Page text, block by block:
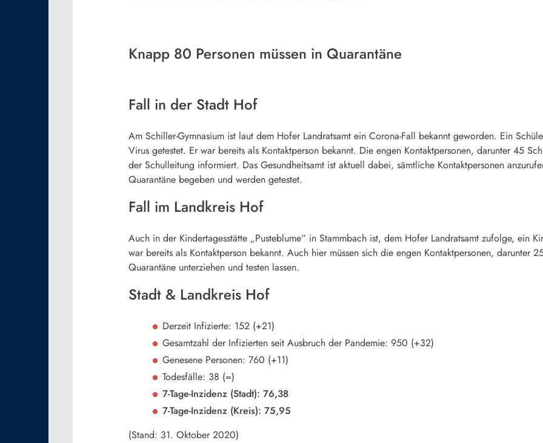
Knapp 80 Personen müssen in Quarantäne
Fall in der Stadt Hof
Am Schiller-Gymnasium ist laut dem Hofer Landratsamt ein Corona-Fall bekannt geworden. Ein
Virus getestet. Er war bereits als Kontaktperson bekannt. Die engen Kontaktpersonen, darunter 45
der Schulleitung informiert. Das Gesundheitsamt ist aktuell dabei, sämtliche Kontaktpersonen
Quarantäne begeben und werden getestet.
Fall im Landkreis Hof
Auch in der Kindertagesstätte „Pusteblume“ in Stammbach ist, dem Hofer Landratsamt zufolge, ein
war bereits als Kontaktperson bekannt. Auch hier müssen sich die engen Kontaktpersonen, darunter
Quarantäne unterziehen und testen lassen.
Stadt & Landkreis Hof
Derzeit Infizierte: 152 (+21)
Gesamtzahl der Infizierten seit Ausbruch der Pandemie: 950 (+32)
Genesene Personen: 760 (+11)
Todesfälle: 38 (=)
7-Tage-Inzidenz (Stadt): 76,38
7-Tage-Inzidenz (Kreis): 75,95
(Stand: 31. Oktober 2020)